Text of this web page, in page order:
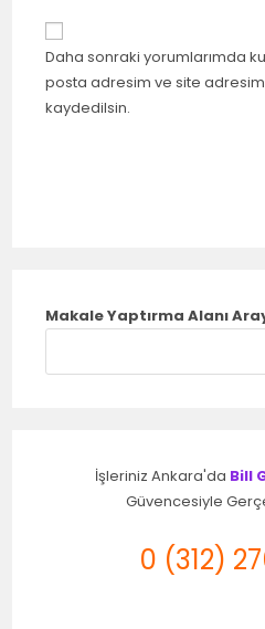
Daha sonraki yorumlarımda
posta adresim ve site adresim
kaydedilsin.
Makale Yaptırma Alanı
İşleriniz Ankara'da Bill
Güvencesiyle
0 (312)